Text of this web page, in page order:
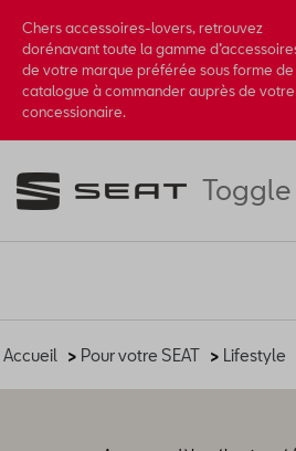
Chers accessoires-lovers, retrouvez
dorénavant toute la gamme
de votre marque préférée sous forme de
catalogue à commander auprès de votre
concessionaire.
Accueil > Pour votre SEAT > Lifestyle